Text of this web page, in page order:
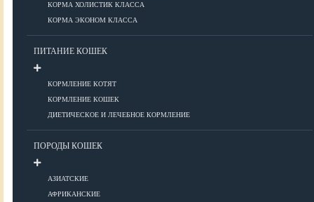
КОРМА ХОЛИСТИК КЛАССА
КОРМА ЭКОНОМ КЛАССА
ПИТАНИЕ КОШЕК
КОРМЛЕНИЕ КОТЯТ
КОРМЛЕНИЕ КОШЕК
ДИЕТИЧЕСКОЕ И ЛЕЧЕБНОЕ КОРМЛЕНИЕ
ПОРОДЫ КОШЕК
АЗИАТСКИЕ
АФРИКАНСКИЕ
Аксессуары для ухода
Гигиена
Уход за шерстью